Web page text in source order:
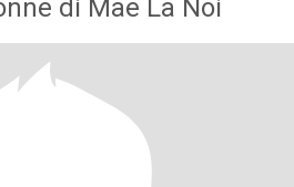
di Mae La Noi